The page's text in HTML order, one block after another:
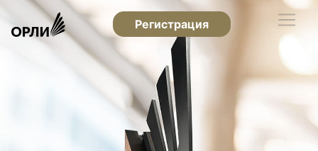
Регистрация